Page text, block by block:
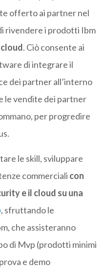
offerto ai partner nel
rivendere i prodotti Ibm
. Ciò consente ai
di integrare il
dei partner all’interno
le vendite dei partner
per progredire
le skill, sviluppare
commerciali con
e il cloud su una
, sfruttando le
che assisteranno
di Mvp (prodotti minimi
e demo